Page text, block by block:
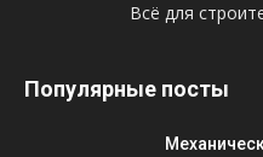
Всё для
Популярные посты